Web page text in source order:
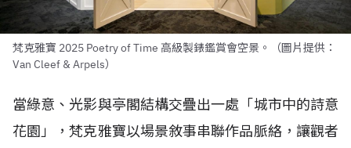
梵克雅寶 2025 Poetry of Time 高級製錶鑑賞會空景。（圖片提供：
Van Cleef & Arpels）
當綠意、光影與亭閣結構交疊出一處「城市中的詩意
花園」，梵克雅寶以場景敘事串聯作品脈絡，讓觀者